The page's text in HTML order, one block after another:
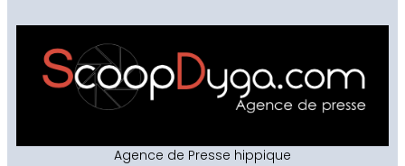
Agence de Presse hippique